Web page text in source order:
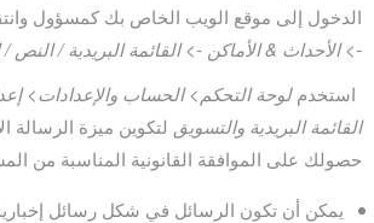
الدخول إلى موقع الويب الخاص بك كمسؤول
-> الأحداث & الأماكن -> القائمة البريدية / النص /
استخدملوحة التحكم> الحساب والإعدادات>
القائمة البريدية والتسويق لتكوين ميزة الرسالة
حصولك على الموافقة القانونية المناسبة من
يمكن أن تكون الرسائل في شكل رسائل إخبارية